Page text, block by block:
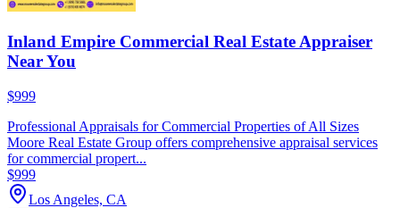
Inland Empire Commercial Real Estate Appraiser
Near You
$999
Professional Appraisals for Commercial Properties of All Sizes
Moore Real Estate Group offers comprehensive appraisal services
for commercial propert...
$999
Los Angeles, CA